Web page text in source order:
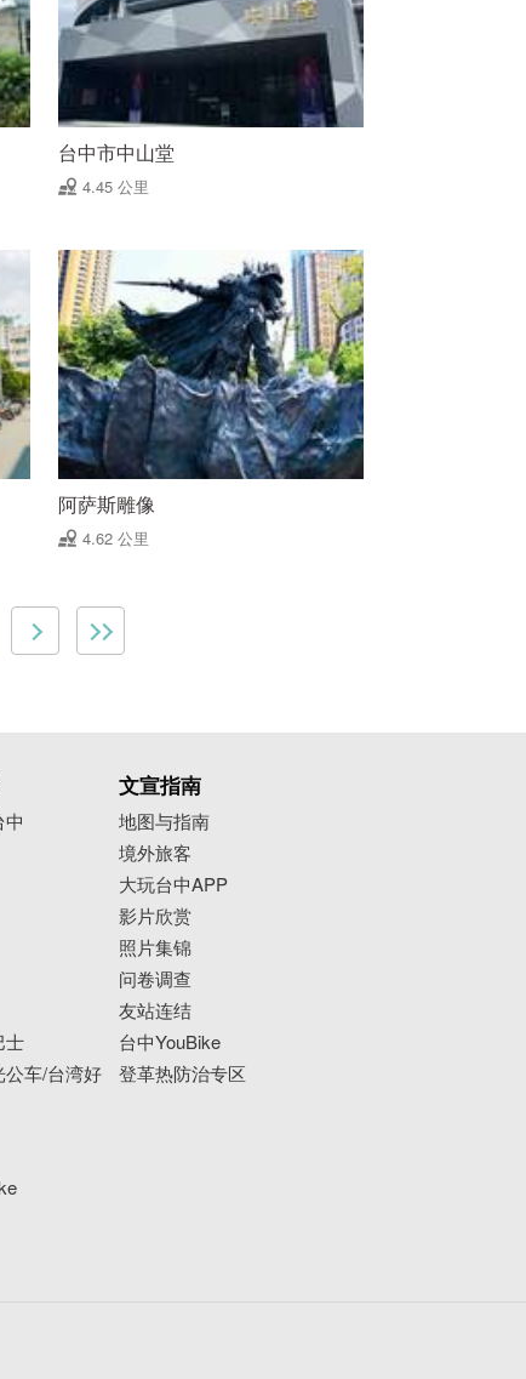
台中市中山堂
4.45 公里
阿萨斯雕像
4.62 公里
士
公车/台湾好
文宣指南
地图与指南
境外旅客
大玩台中APP
影片欣赏
照片集锦
问卷调查
友站连结
台中YouBike
登革热防治专区